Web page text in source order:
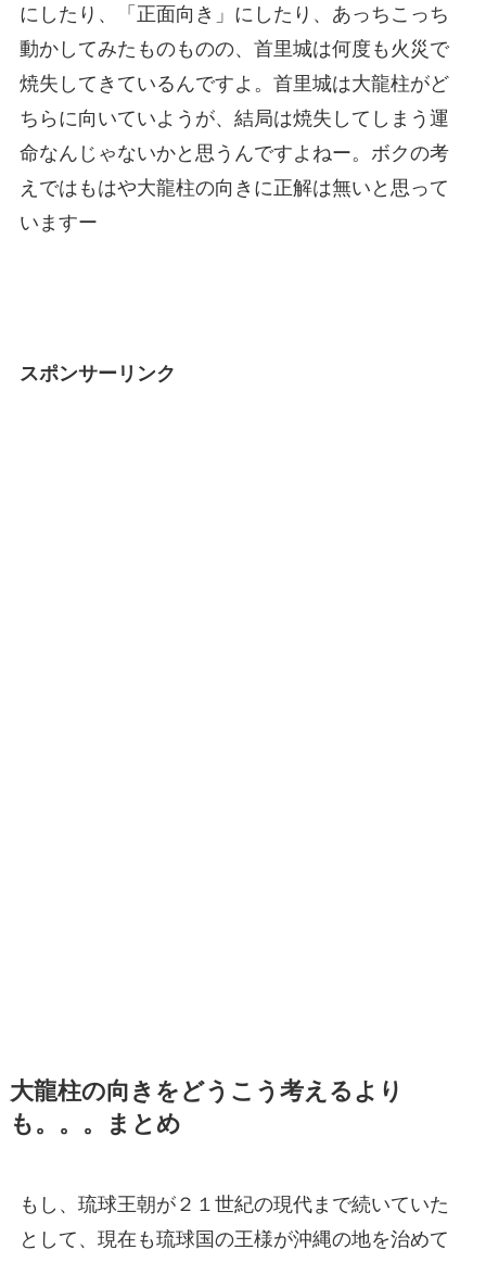
にしたり、「正面向き」にしたり、あっちこっち
動かしてみたものものの、首里城は何度も火災で
焼失してきているんですよ。首里城は大龍柱がど
ちらに向いていようが、結局は焼失してしまう運
命なんじゃないかと思うんですよねー。ボクの考
えではもはや大龍柱の向きに正解は無いと思って
いますー
スポンサーリンク
大龍柱の向きをどうこう考えるより
も。。。まとめ
もし、琉球王朝が２１世紀の現代まで続いていた
として、現在も琉球国の王様が沖縄の地を治めて